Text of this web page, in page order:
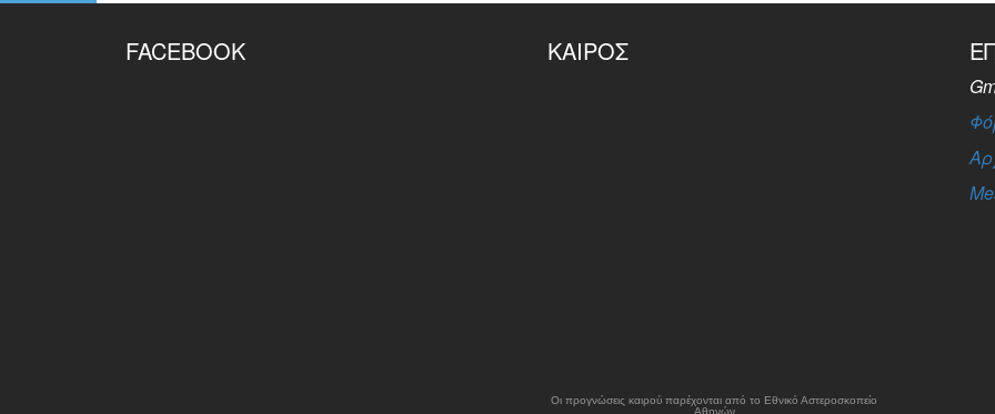
FACEBOOK ΚΑΙΡΌΣ
Οι προγνώσεις καιρού παρέχονται από το Εθνικό Αστεροσκοπείο
Αθηνών